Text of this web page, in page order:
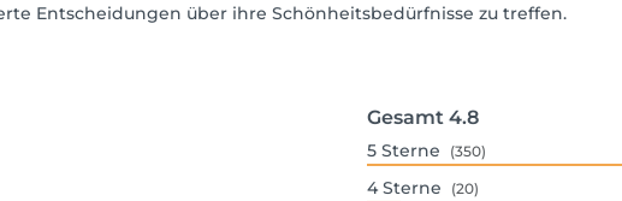
Entscheidungen über ihre Schönheitsbedürfnisse zu treffen.
Gesamt 4.8
5 Sterne (350)
4 Sterne (20)